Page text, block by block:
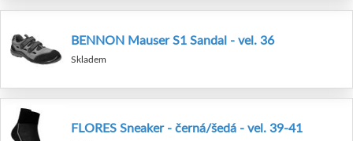
BENNON Mauser S1 Sandal - vel. 36
Skladem
FLORES Sneaker - černá/šedá - vel. 39-41